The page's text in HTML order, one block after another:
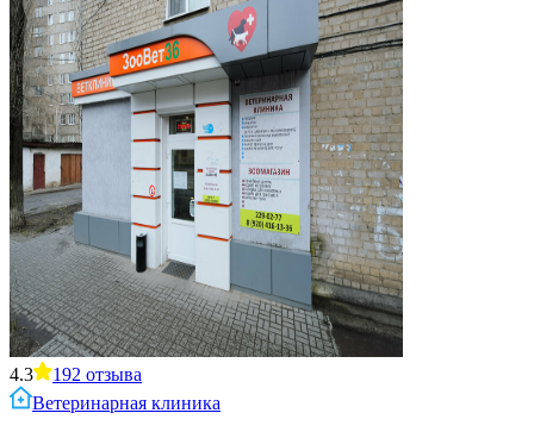
4.3 192 отзыва
Ветеринарная клиника